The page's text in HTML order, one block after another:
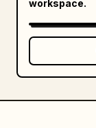
workspace.